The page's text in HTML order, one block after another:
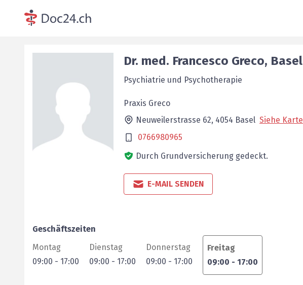
Dr. med. Francesco Greco, Basel
Psychiatrie und Psychotherapie
Praxis Greco
Neuweilerstrasse 62, 4054 Basel Siehe Karte
0766980965
Durch Grundversicherung gedeckt.
E-MAIL SENDEN
Geschäftszeiten
Montag
09:00 - 17:00
Dienstag
09:00 - 17:00
Donnerstag
09:00 - 17:00
Freitag
09:00 - 17:00